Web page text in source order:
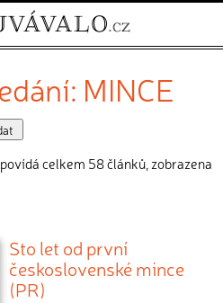
MINCE
celkem 58 článků, zobrazena
Sto let od první
československé mince
(PR)